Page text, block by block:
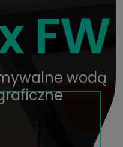
FW
wodą